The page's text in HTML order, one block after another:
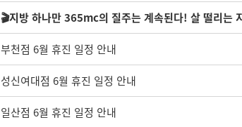
🎬지방 하나만 365mc의 질주는 계속된다! 살 떨리는
부천점 6월 휴진 일정 안내
성신여대점 6월 휴진 일정 안내
일산점 6월 휴진 일정 안내